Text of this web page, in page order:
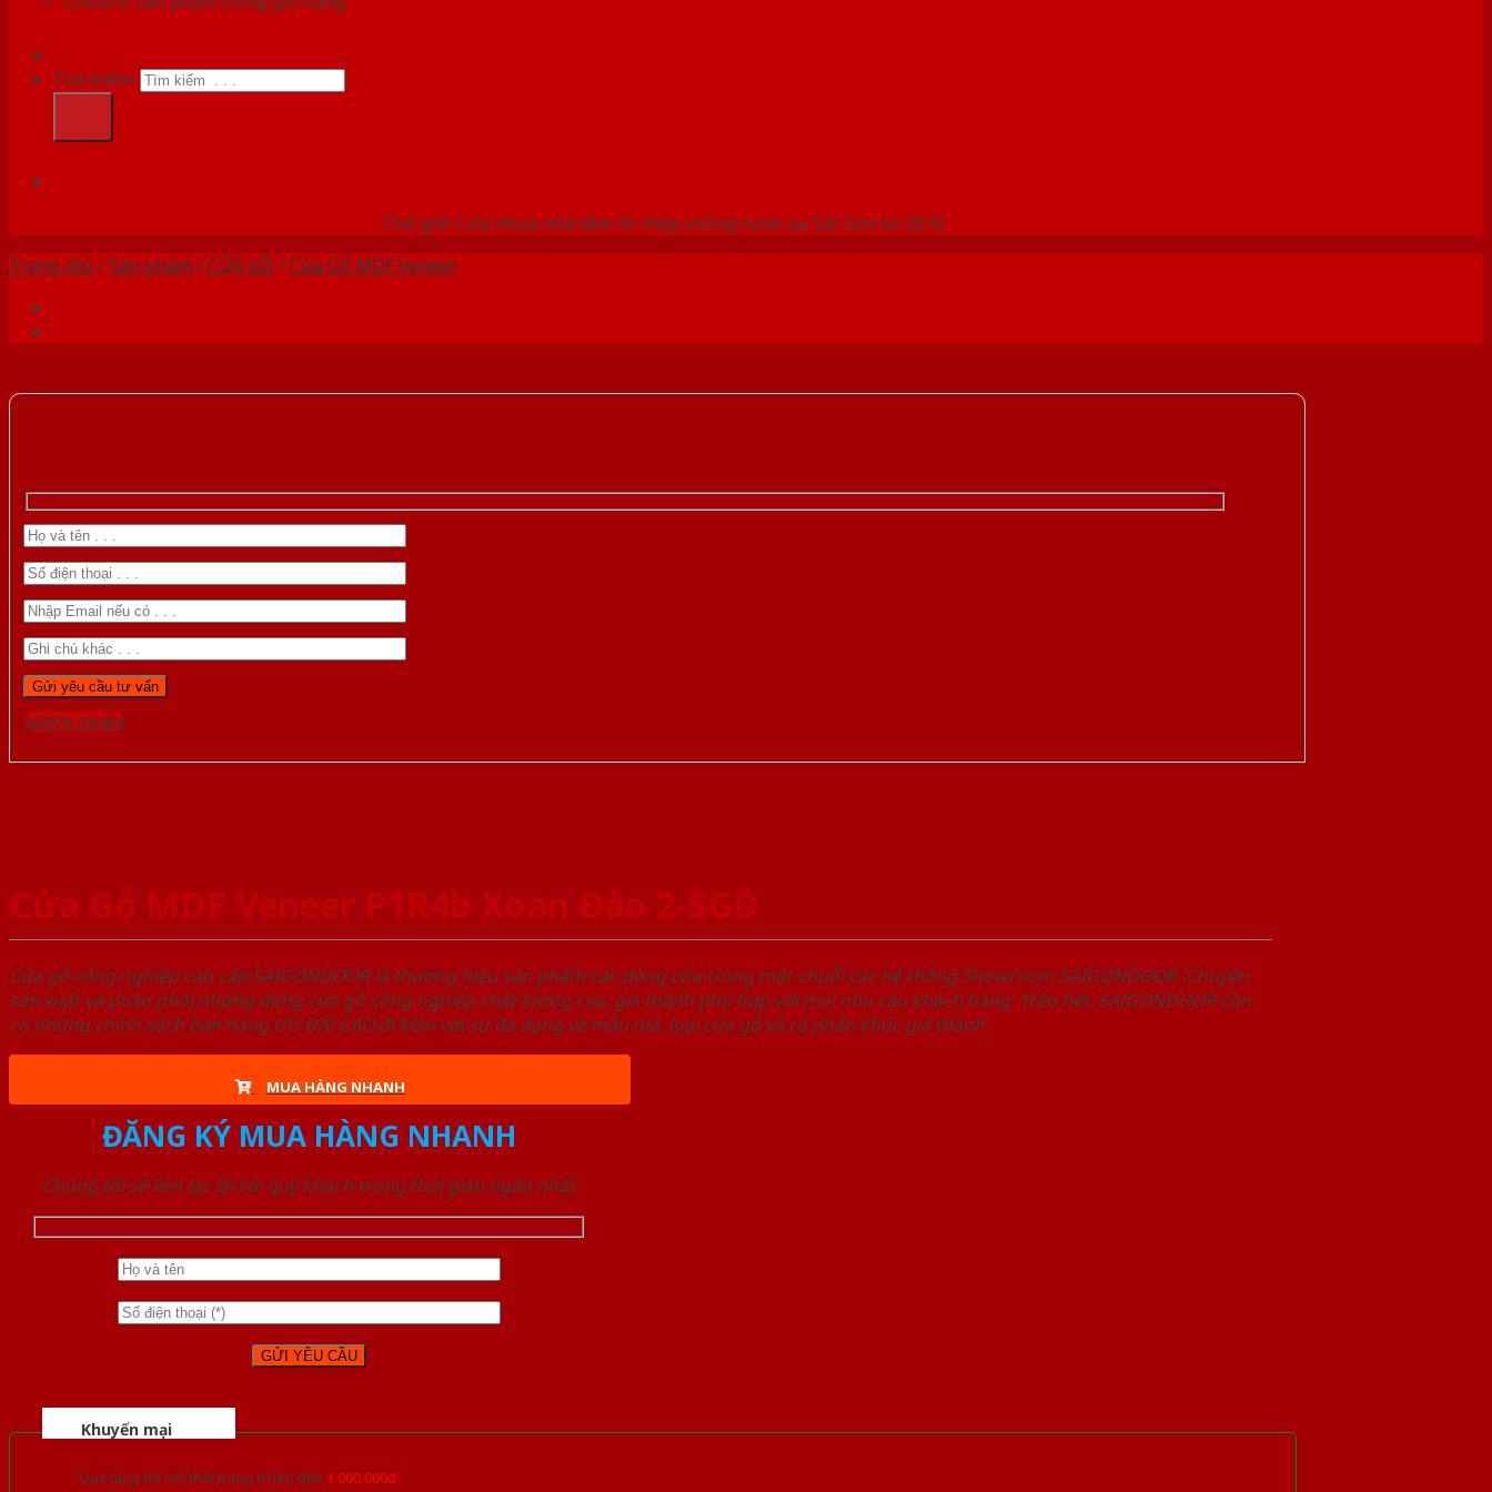
Tìm kiếm:
Thế giới Cửa nhựa nhà tắm lõi thép chống nước tại Sài Gòn từ 2010
Trang chủ /Sản phẩm /CỬA GỖ /Cửa Gỗ MDF Veneer
Gọi 0976.169.864
Cửa Gỗ MDF Veneer P1R4b Xoan Đào 2-SGD
Cửa gỗ công nghiệp cao cấp SAIGONDOOR là thương hiệu sản phẩm các dòng cửa trong một chuỗi các hệ thống Showroom SAIGONDOOR. Chuyên
sản xuất và phân phối những dòng cửa gỗ công nghiệp chất lượng cao, giá thành phù hợp với mọi nhu cầu khách hàng. Trên hết, SAIGONDOOR còn
có những chính sách bán hàng ƯU ĐÃI CAO đi kèm với sự đa dạng về mẫu mã, loại cửa gỗ và cả phân khúc giá thành.
MUA HÀNG NHANH
ĐĂNG KÝ MUA HÀNG NHANH
Chúng tôi sẽ liên lạc lại với quý khách trong thời gian ngắn nhất
Khuyến mại
Quà tặng đồ nội thất trang trí lên đến 1.000.000đ